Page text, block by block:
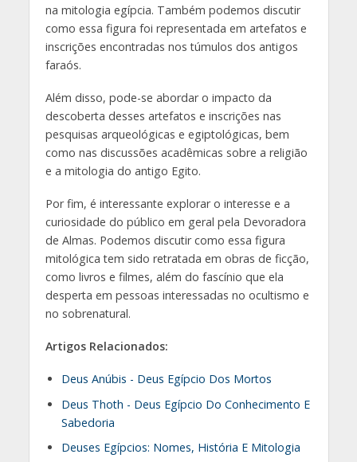
na mitologia egípcia. Também podemos discutir
como essa figura foi representada em artefatos e
inscrições encontradas nos túmulos dos antigos
faraós.
Além disso, pode-se abordar o impacto da
descoberta desses artefatos e inscrições nas
pesquisas arqueológicas e egiptológicas, bem
como nas discussões acadêmicas sobre a religião
e a mitologia do antigo Egito.
Por fim, é interessante explorar o interesse e a
curiosidade do público em geral pela Devoradora
de Almas. Podemos discutir como essa figura
mitológica tem sido retratada em obras de ficção,
como livros e filmes, além do fascínio que ela
desperta em pessoas interessadas no ocultismo e
no sobrenatural.
Artigos Relacionados:
Deus Anúbis - Deus Egípcio Dos Mortos
Deus Thoth - Deus Egípcio Do Conhecimento E
Sabedoria
Deuses Egípcios: Nomes, História E Mitologia